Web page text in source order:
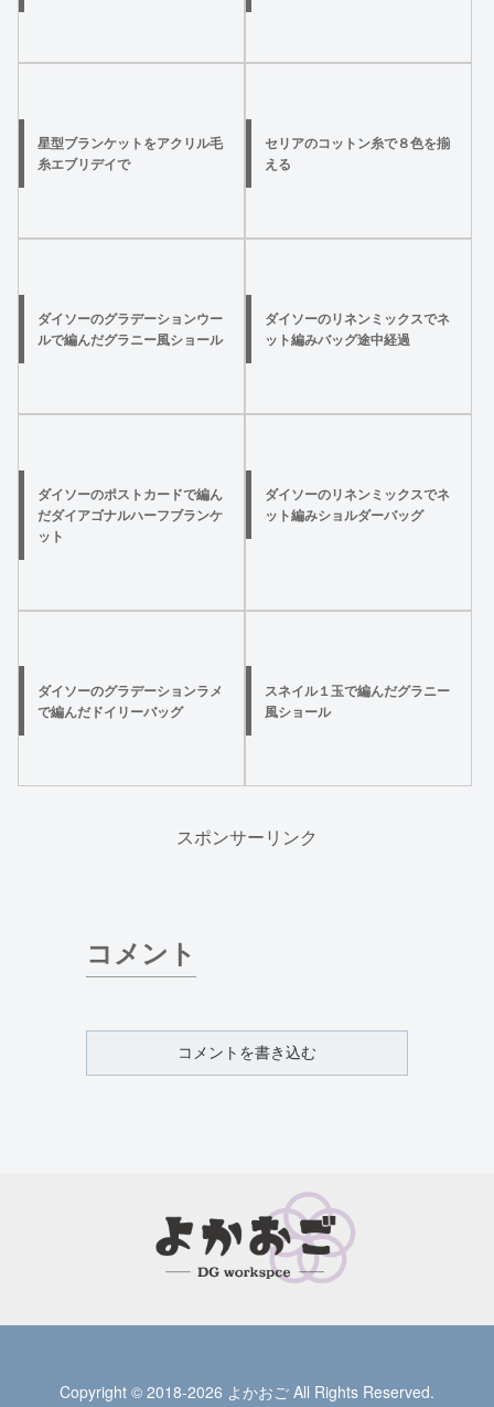
星型ブランケットをアクリル毛
糸エブリデイで
セリアのコットン糸で８色を揃
える
ダイソーのグラデーションウー
ルで編んだグラニー風ショール
ダイソーのリネンミックスでネ
ット編みバッグ途中経過
ダイソーのポストカードで編ん
だダイアゴナルハーフブランケ
ット
ダイソーのリネンミックスでネ
ット編みショルダーバッグ
ダイソーのグラデーションラメ
で編んだドイリーバッグ
スネイル１玉で編んだグラニー
風ショール
スポンサーリンク
コメント
コメントを書き込む
Copyright © 2018-2026 よかおご All Rights Reserved.